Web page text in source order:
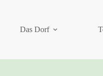
Das Dorf